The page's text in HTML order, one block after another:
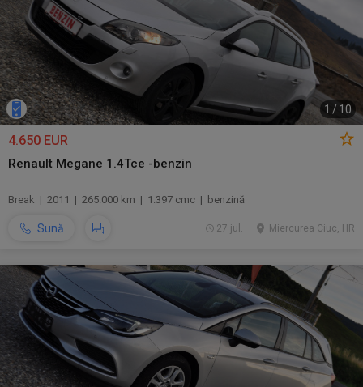
1 /10
4.650 EUR
Renault Megane 1.4Tce -benzin
Break | 2011 | 265.000 km | 1.397 cmc | benzină
Sună Miercurea Ciuc, HR
27 jul.